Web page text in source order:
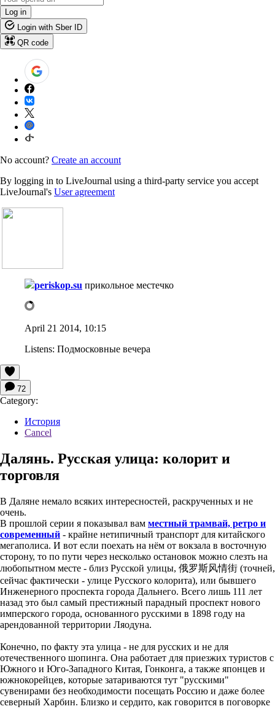
Log in
Login with Sber ID
QR code
No account? Create an account
By logging in to LiveJournal using a third-party service you accept
LiveJournal's User agreement
periskop.su прикольное местечко
April 21 2014, 10:15
Listens: Подмосковные вечера
72
Category:
История
Cancel
Далянь. Русская улица: колорит и
торговля
В Даляне немало всяких интересностей, раскрученных и не
очень.
В прошлой серии я показывал вам местный трамвай, ретро и
современный - крайне нетипичный транспорт для китайского
мегаполиса. И вот если поехать на нём от вокзала в восточную
сторону, то по пути через несколько остановок можно слезть на
любопытном месте - близ Русской улицы, 俄罗斯风情街 (точней,
сейчас фактически - улице Русского колорита), или бывшего
Инженерного проспекта города Дальнего. Всего лишь 111 лет
назад это был самый престижный парадный проспект нового
имперского города, основанного русскими в 1898 году на
арендованной территории Ляодуна.
Конечно, по факту эта улица - не для русских и не для
отечественного шопинга. Она работает для приезжих туристов с
Южного и Юго-Западного Китая, Гонконга, а также японцев и
южнокорейцев, которые затариваются тут "русскими"
сувенирами без необходимости посещать Россию и даже более
северный Харбин. Близко и сердито, как говорится в поговорке